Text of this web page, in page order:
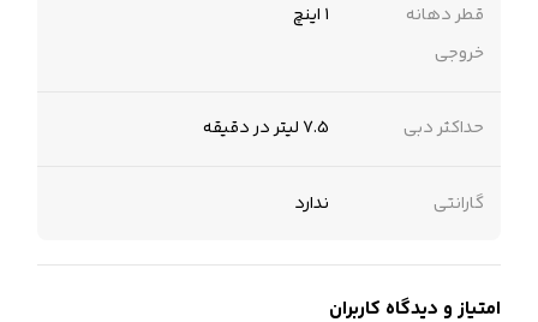
قطر دهانه
خروجی
۱ اینچ
حداکثر دبی 7.5 لیتر در دقیقه
گارانتی ندارد
امتیاز و دیدگاه کاربران